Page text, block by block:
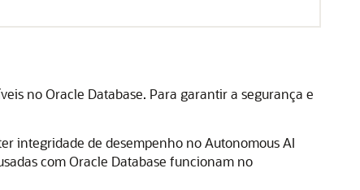
no Oracle Database. Para garantir a segurança e
integridade de desempenho no Autonomous AI
com Oracle Database funcionam no